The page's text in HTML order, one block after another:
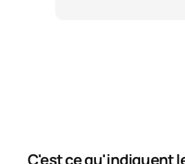
C'est ce qu'indiquent